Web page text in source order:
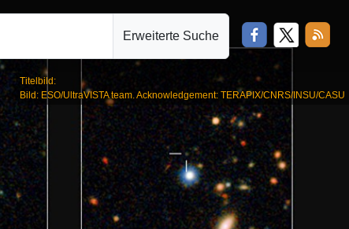
Erweiterte Suche
Titelbild:
Bild: ESO/UltraVISTA team. Acknowledgement: TERAPIX/CNRS/INSU/CASU